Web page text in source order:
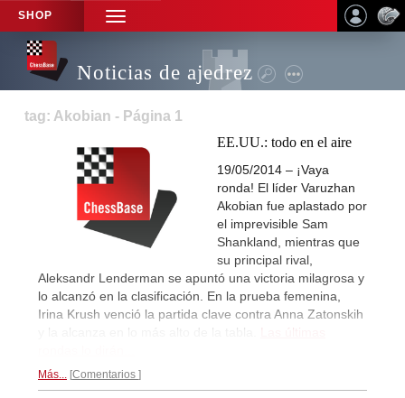
SHOP
TOGGLE
NAVIGATION
Noticias de ajedrez
tag: Akobian - Página 1
EE.UU.: todo en el aire
19/05/2014 – ¡Vaya
ronda! El líder Varuzhan
Akobian fue aplastado por
el imprevisible Sam
Shankland, mientras que
su principal rival,
Aleksandr Lenderman se apuntó una victoria milagrosa y
lo alcanzó en la clasificación. En la prueba femenina,
Irina Krush venció la partida clave contra Anna Zatonskih
y la alcanza en lo más alto de la tabla. Las últimas
Más... Comentarios